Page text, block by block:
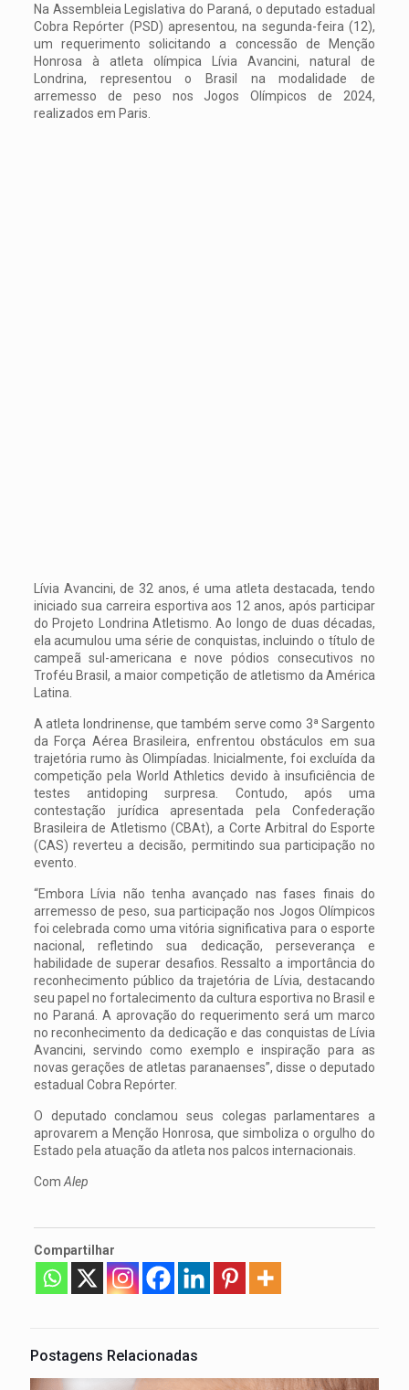
Na Assembleia Legislativa do Paraná, o deputado estadual
Cobra Repórter (PSD) apresentou, na segunda-feira (12),
um requerimento solicitando a concessão de Menção
Honrosa à atleta olímpica Lívia Avancini, natural de
Londrina, representou o Brasil na modalidade de
arremesso de peso nos Jogos Olímpicos de 2024,
realizados em Paris.
Lívia Avancini, de 32 anos, é uma atleta destacada, tendo
iniciado sua carreira esportiva aos 12 anos, após participar
do Projeto Londrina Atletismo. Ao longo de duas décadas,
ela acumulou uma série de conquistas, incluindo o título de
campeã sul-americana e nove pódios consecutivos no
Troféu Brasil, a maior competição de atletismo da América
Latina.
A atleta londrinense, que também serve como 3ª Sargento
da Força Aérea Brasileira, enfrentou obstáculos em sua
trajetória rumo às Olimpíadas. Inicialmente, foi excluída da
competição pela World Athletics devido à insuficiência de
testes antidoping surpresa. Contudo, após uma
contestação jurídica apresentada pela Confederação
Brasileira de Atletismo (CBAt), a Corte Arbitral do Esporte
(CAS) reverteu a decisão, permitindo sua participação no
evento.
“Embora Lívia não tenha avançado nas fases finais do
arremesso de peso, sua participação nos Jogos Olímpicos
foi celebrada como uma vitória significativa para o esporte
nacional, refletindo sua dedicação, perseverança e
habilidade de superar desafios. Ressalto a importância do
reconhecimento público da trajetória de Lívia, destacando
seu papel no fortalecimento da cultura esportiva no Brasil e
no Paraná. A aprovação do requerimento será um marco
no reconhecimento da dedicação e das conquistas de Lívia
Avancini, servindo como exemplo e inspiração para as
novas gerações de atletas paranaenses”, disse o deputado
estadual Cobra Repórter.
O deputado conclamou seus colegas parlamentares a
aprovarem a Menção Honrosa, que simboliza o orgulho do
Estado pela atuação da atleta nos palcos internacionais.
Com Alep
Compartilhar
Postagens Relacionadas